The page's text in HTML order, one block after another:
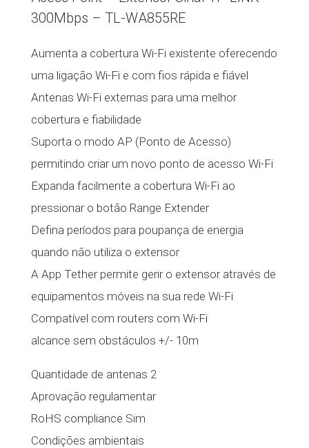
300Mbps – TL-WA855RE
Aumenta a cobertura Wi-Fi existente oferecendo
uma ligação Wi-Fi e com fios rápida e fiável
Antenas Wi-Fi externas para uma melhor
cobertura e fiabilidade
Suporta o modo AP (Ponto de Acesso)
permitindo criar um novo ponto de acesso Wi-Fi
Expanda facilmente a cobertura Wi-Fi ao
pressionar o botão Range Extender
Defina períodos para poupança de energia
quando não utiliza o extensor
A App Tether permite gerir o extensor através de
equipamentos móveis na sua rede Wi-Fi
Compatível com routers com Wi-Fi
alcance sem obstáculos +/- 10m
Quantidade de antenas 2
Aprovação regulamentar
RoHS compliance Sim
Condições ambientais